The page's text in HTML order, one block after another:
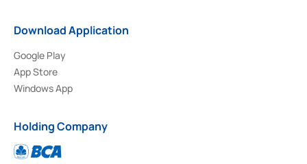
Download Application
Google Play
App Store
Windows App
Holding Company